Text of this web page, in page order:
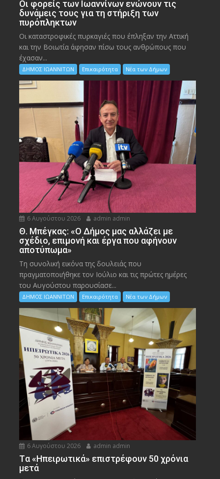
Οι φορείς των Ιωαννίνων ενώνουν τις
δυνάμεις τους για τη στήριξη των
πυρόπληκτων
Οι καταστροφικές πυρκαγιές που έπληξαν την Αττική
και την Bοιωτία άφησαν πίσω τους ανθρώπους που
έχασαν...
ΔΗΜΟΣ ΙΩΑΝΝΙΤΩΝ Επικαιρότητα Νέα των Δήμων
6 Αυγούστου 2026 admin admin
Θ. Μπέγκας: «Ο Δήμος μας αλλάζει με
σχέδιο, επιμονή και έργα που αφήνουν
αποτύπωμα»
Τη συνολική εικόνα της δουλειάς που
πραγματοποιήθηκε τον Ιούλιο και τις πρώτες ημέρες
του Αυγούστου παρουσίασε...
ΔΗΜΟΣ ΙΩΑΝΝΙΤΩΝ Επικαιρότητα Νέα των Δήμων
6 Αυγούστου 2026 admin admin
Tα «Ηπειρωτικά» επιστρέφουν 50 χρόνια
μετά